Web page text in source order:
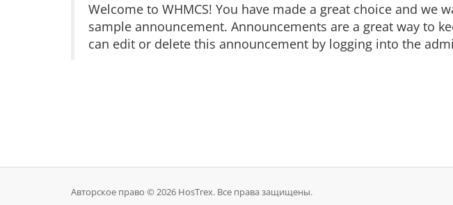
Welcome to WHMCS! You have made a great choice and
sample announcement. Announcements are a great way to
can edit or delete this announcement by logging into the
Авторское право © 2026 HosTrex. Все права защищены.